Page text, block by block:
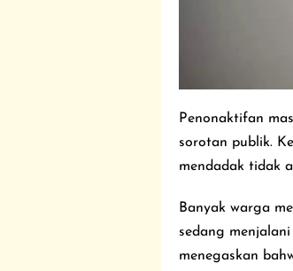
Penonaktifan
sorotan publik.
mendadak tidak
Banyak warga
sedang
menegaskan